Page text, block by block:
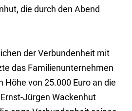
die durch den Abend
der Verbundenheit mit
das Familienunternehmen
Höhe von 25.000 Euro an die
Jürgen Wackenhut